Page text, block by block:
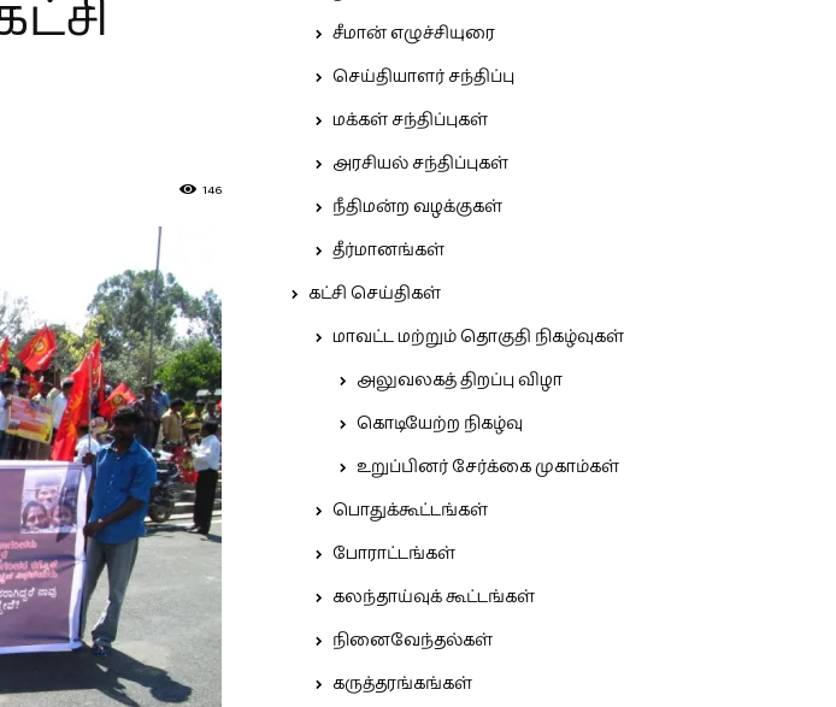
146
சீமான் எழுச்சியுரை
செய்தியாளர் சந்திப்பு
மக்கள் சந்திப்புகள்
அரசியல் சந்திப்புகள்
நீதிமன்ற வழக்குகள்
தீர்மானங்கள்
கட்சி செய்திகள்
மாவட்ட மற்றும் தொகுதி நிகழ்வுகள்
அலுவலகத் திறப்பு விழா
கொடியேற்ற நிகழ்வு
உறுப்பினர் சேர்க்கை முகாம்கள்
பொதுக்கூட்டங்கள்
போராட்டங்கள்
கலந்தாய்வுக் கூட்டங்கள்
நினைவேந்தல்கள்
கருத்தரங்கங்கள்